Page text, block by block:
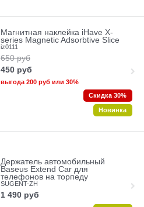
Магнитная наклейка iHave X-
series Magnetic Adsorbtive Slice
iz0111
650 руб
450 руб
выгода 200 рубили 30%
Скидка 30%
Новинка
Держатель автомобильный
Baseus Extend Car для
телефонов на торпеду
SUGENT-ZH
1 490 руб